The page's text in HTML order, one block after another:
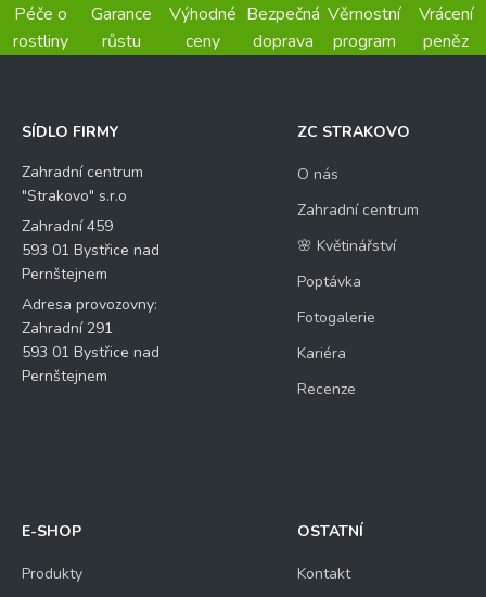
Péče o
rostliny
Garance
růstu
Výhodné
ceny
Bezpečná
doprava
Věrnostní
program
Vrácení
peněz
SÍDLO FIRMY
Zahradní centrum
"Strakovo" s.r.o
Zahradní 459
593 01 Bystřice nad
Pernštejnem
Adresa provozovny:
Zahradní 291
593 01 Bystřice nad
Pernštejnem
ZC STRAKOVO
O nás
Zahradní centrum
🌸 Květinářství
Poptávka
Fotogalerie
Kariéra
Recenze
E-SHOP
Produkty
OSTATNÍ
Kontakt